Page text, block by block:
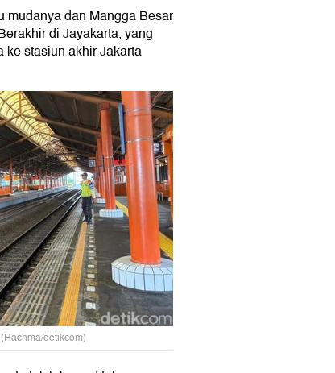
mudanya dan Mangga Besar
di Jayakarta, yang
stasiun akhir Jakarta
detikcom)